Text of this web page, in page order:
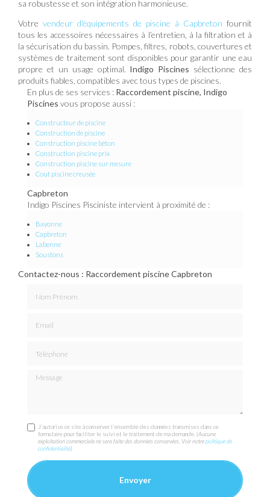
sa robustesse et son intégration harmonieuse.
Votre vendeur d'équipements de piscine à Capbreton fournit
tous les accessoires nécessaires à l’entretien, à la filtration et à
la sécurisation du bassin. Pompes, filtres, robots, couvertures et
systèmes de traitement sont disponibles pour garantir une eau
propre et un usage optimal. Indigo Piscines sélectionne des
produits fiables, compatibles avec tous types de piscines.
En plus de ses services : Raccordement piscine, Indigo
Piscines vous propose aussi :
Constructeur de piscine
Construction de piscine
Construction piscine béton
Construction piscine prix
Construction piscine sur mesure
Cout piscine creusée
Capbreton
Indigo Piscines Pisciniste intervient à proximité de :
Bayonne
Capbreton
Labenne
Soustons
Contactez-nous : Raccordement piscine Capbreton
Message
J'autorise ce site à conserver l'ensemble des données transmises dans ce
formulaire pour faciliter le suivi et le traitement de ma demande.(Aucune
exploitation commerciale ne sera faite des données conservées. Voir notrepolitique de
confidentialité)